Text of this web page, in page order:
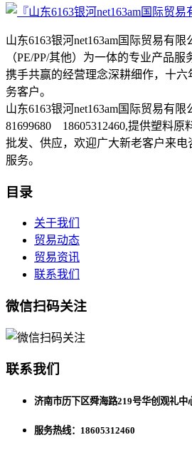
山东6163银河net163am国际贸易有
（PE/PP/其他）为一体的专业产品服
携手共赢的经营理念深耕细作，十
务客户。
山东6163银河net163am国际贸易有
81699680 18605312460,提供塑料原
批发、供应，欢迎广大新老客户来
服务。
目录
关于我们
贸易动态
贸易资讯
联系我们
微信扫码关注
联系我们
济南市历下区舜海路219号华创观礼中
服务热线：18605312460